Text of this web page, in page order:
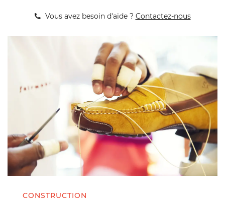
Vous avez besoin d'aide ? Contactez-nous
CONSTRUCTION